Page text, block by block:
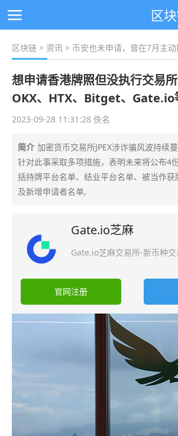
区
区块链 > 资讯 > 币安也未申请，曾在7月主
想申请香港牌照但没执行交易所
OKX、HTX、Bitget、Gate.io
2023-09-28 11:31:28 佚名
简介 加密货币交易所JPEX涉诈骗风波持续
针对此事采取多项措施，表明未来将公布4
括持牌平台名单、结业平台名单、被当作获
及新增申请者名单,
Gate.io芝麻
Gate.io芝麻交易所-新币种
官网注册